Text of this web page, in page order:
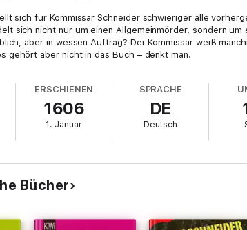
sich für Kommissar Schneider schwieriger alle
sich nicht nur um einen Allgemeinmörder, sondern
aber in wessen Auftrag? Der Kommissar weiß
gehört aber nicht in das Buch – denkt man.
ERSCHIENEN
1606
1. Januar
SPRACHE
DE
Deutsch
Bücher